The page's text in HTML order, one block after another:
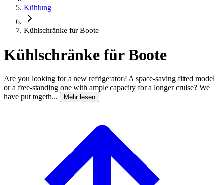
Kühlung
Kühlschränke für Boote
Kühlschränke für Boote
Are you looking for a new refrigerator? A space-saving fitted model
or a free-standing one with ample capacity for a longer cruise? We
have put togeth...
Mehr lesen